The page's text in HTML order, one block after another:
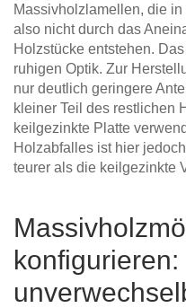
Massivholzlamellen, die
also nicht durch das
Holzstücke entstehen.
ruhigen Optik. Zur
nur deutlich geringere
kleiner Teil des restlichen
keilgezinkte Platte
Holzabfalles ist hier
teurer als die keilgezinkte